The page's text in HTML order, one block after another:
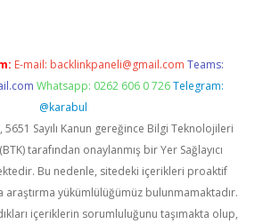
E-mail: backlinkpaneli@gmail.com Teams:
Whatsapp: 0262 606 0 726 Telegram:
@karabul
5651 Sayılı Kanun gereğince Bilgi Teknolojileri
tarafından onaylanmış bir Yer Sağlayıcı
Bu nedenle, sitedeki içerikleri proaktif
yükümlülüğümüz bulunmamaktadır.
içeriklerin sorumluluğunu taşımakta olup,